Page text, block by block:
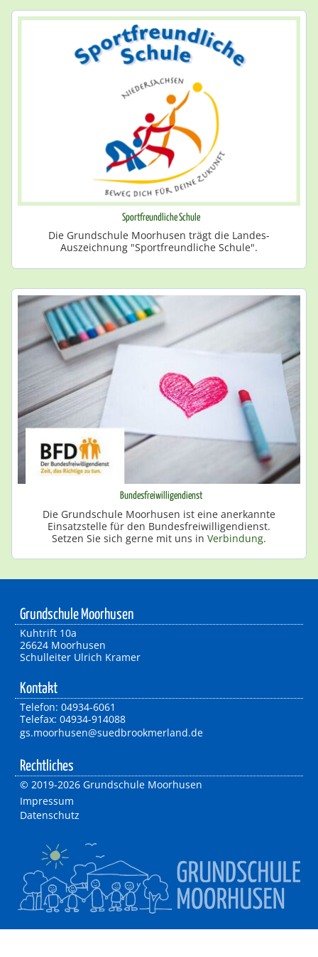
Sportfreundliche Schule
Die Grundschule Moorhusen trägt die Landes-
Auszeichnung "Sportfreundliche Schule".
Bundesfreiwilligendienst
Die Grundschule Moorhusen ist eine anerkannte
Einsatzstelle für den Bundesfreiwilligendienst.
Setzen Sie sich gerne mit uns in Verbindung.
Grundschule Moorhusen
Kuhtrift 10a
26624 Moorhusen
Schulleiter Ulrich Kramer
Kontakt
Telefon: 04934-6061
Telefax: 04934-914088
gs.moorhusen@suedbrookmerland.de
Rechtliches
© 2019-2026 Grundschule Moorhusen
Impressum
Datenschutz